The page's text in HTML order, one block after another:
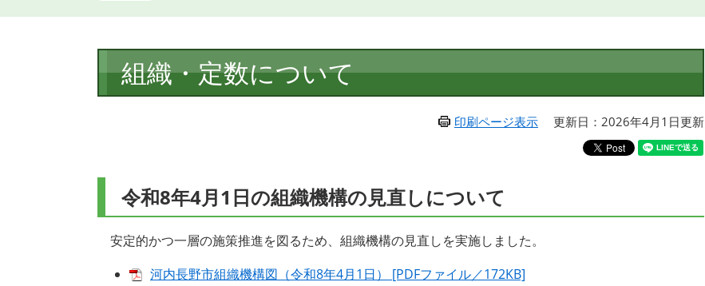
文
組織・定数について
印刷ページ表示 更新日：2026年4月1日更新
令和8年4月1日の組織機構の見直しについて
安定的かつ一層の施策推進を図るため、組織機構の見直しを実施しました。
河内長野市組織機構図（令和8年4月1日） [PDFファイル／172KB]